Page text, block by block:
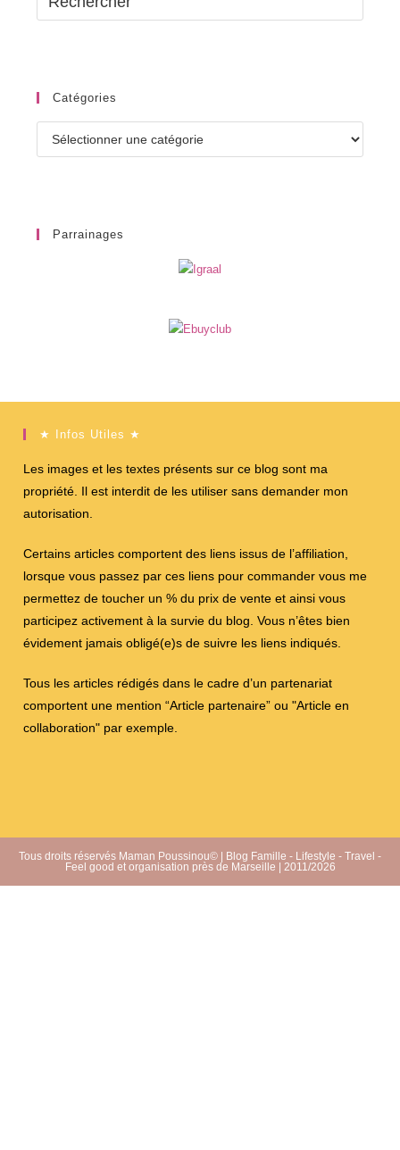
Catégories
Parrainages
★ Infos Utiles ★
Les images et les textes présents sur ce blog sont ma
propriété. Il est interdit de les utiliser sans demander mon
autorisation.
Certains articles comportent des liens issus de l’affiliation,
lorsque vous passez par ces liens pour commander vous me
permettez de toucher un % du prix de vente et ainsi vous
participez activement à la survie du blog. Vous n’êtes bien
évidement jamais obligé(e)s de suivre les liens indiqués.
Tous les articles rédigés dans le cadre d’un partenariat
comportent une mention “Article partenaire” ou "Article en
collaboration" par exemple.
Tous droits réservés Maman Poussinou© | Blog Famille - Lifestyle - Travel -
Feel good et organisation près de Marseille | 2011/2026